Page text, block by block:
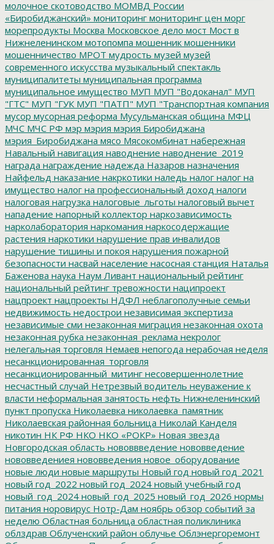
молочное скотоводство МОМВД России
«Биробиджанский» мониторинг мониторинг цен морг
морепродукты Москва Московское дело мост Мост в
Нижнеленинском мотопомпа мошенник мошенники
мошенничество МРОТ мудрость музей музей
современного искусства музыкальный спектакль
муниципалитеты муниципальная программа
муниципальное имущество МУП МУП "Водоканал" МУП
"ГТС" МУП "ГУК МУП "ПАТП" МУП "Транспортная компания
мусор мусорная реформа Мусульманская община МФЦ
МЧС МЧС РФ мэр мэрия мэрия Биробиджана
мэрия_Биробиджана мясо Мясокомбинат набережная
Навальный навигация наводнение наводнение_2019
награда награждение надежда Назаров назначения
Найфельд наказание накркотики наледь налог налог на
имущество налог на профессиональный доход налоги
налоговая нагрузка налоговые_льготы налоговый вычет
нападение напорный коллектор наркозависимость
нарколаборатория наркомания наркосодержащие
растения наркотики нарушение прав инвалидов
нарушение тишины и покоя нарушения пожарной
безопасности насвай население насосная станция Наталья
Баженова наука Наум Ливант национальный рейтинг
национальный рейтинг тревожности наципроект
нацпроект нацпроекты НДФЛ неблагополучные семьи
недвижимость недострои независимая экспертиза
независимые сми незаконная миграция незаконная охота
незаконная рубка незаконная_реклама некролог
нелегальная торговля Немаев непогода нерабочая неделя
несанкционированная_торговля
несанкционированный_митинг несовершеннолетние
несчастный случай Нетрезвый водитель неуважение к
власти неформальная занятость нефть Нижнеленинский
пункт пропуска Николаевка николаевка_памятник
Николаевская районная больница Николай Канделя
никотин НК РФ НКО НКО «РОКР» Новая звезда
Новгородская область нововвведение нововведение
нововведениея нововведения новое_оборудование
новые люди новые маршруты Новый год новый год_2021
новый год_2022 новый год_2024 новый учебный год
новый_год_2024 новый_год_2025 новый_год_2026 нормы
питания норовирус Нотр-Дам ноябрь обзор событий за
неделю Областная больница областная поликлиника
облздрав Облученский район облучье Облэнергоремонт